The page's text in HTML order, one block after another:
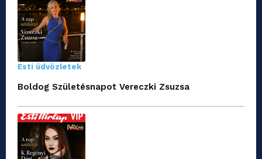
Esti üdvözletek
Boldog Születésnapot Vereczki Zsuzsa